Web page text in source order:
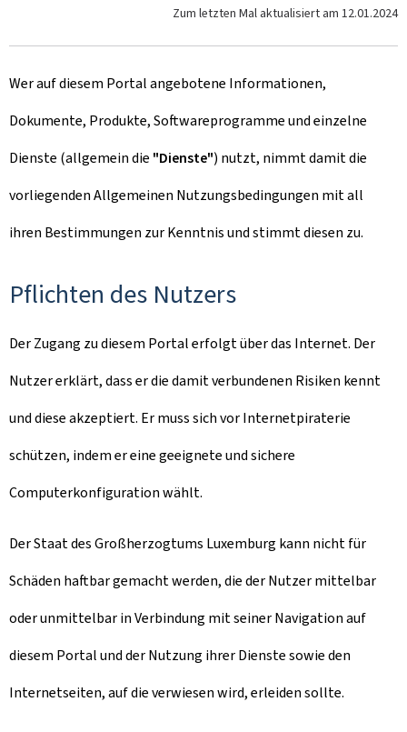
Zum letzten Mal aktualisiert am 12.01.2024
Wer auf diesem Portal angebotene Informationen,
Dokumente, Produkte, Softwareprogramme und einzelne
Dienste (allgemein die "Dienste") nutzt, nimmt damit die
vorliegenden Allgemeinen Nutzungsbedingungen mit all
ihren Bestimmungen zur Kenntnis und stimmt diesen zu.
Pflichten des Nutzers
Der Zugang zu diesem Portal erfolgt über das Internet. Der
Nutzer erklärt, dass er die damit verbundenen Risiken kennt
und diese akzeptiert. Er muss sich vor Internetpiraterie
schützen, indem er eine geeignete und sichere
Computerkonfiguration wählt.
Der Staat des Großherzogtums Luxemburg kann nicht für
Schäden haftbar gemacht werden, die der Nutzer mittelbar
oder unmittelbar in Verbindung mit seiner Navigation auf
diesem Portal und der Nutzung ihrer Dienste sowie den
Internetseiten, auf die verwiesen wird, erleiden sollte.